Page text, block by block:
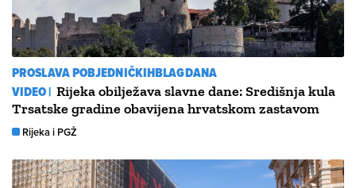
PROSLAVA POBJEDNIČKIHBLAGDANA
VIDEO | Rijeka obilježava slavne dane: Središnja kula
Trsatske gradine obavijena hrvatskom zastavom
Rijeka i PGŽ